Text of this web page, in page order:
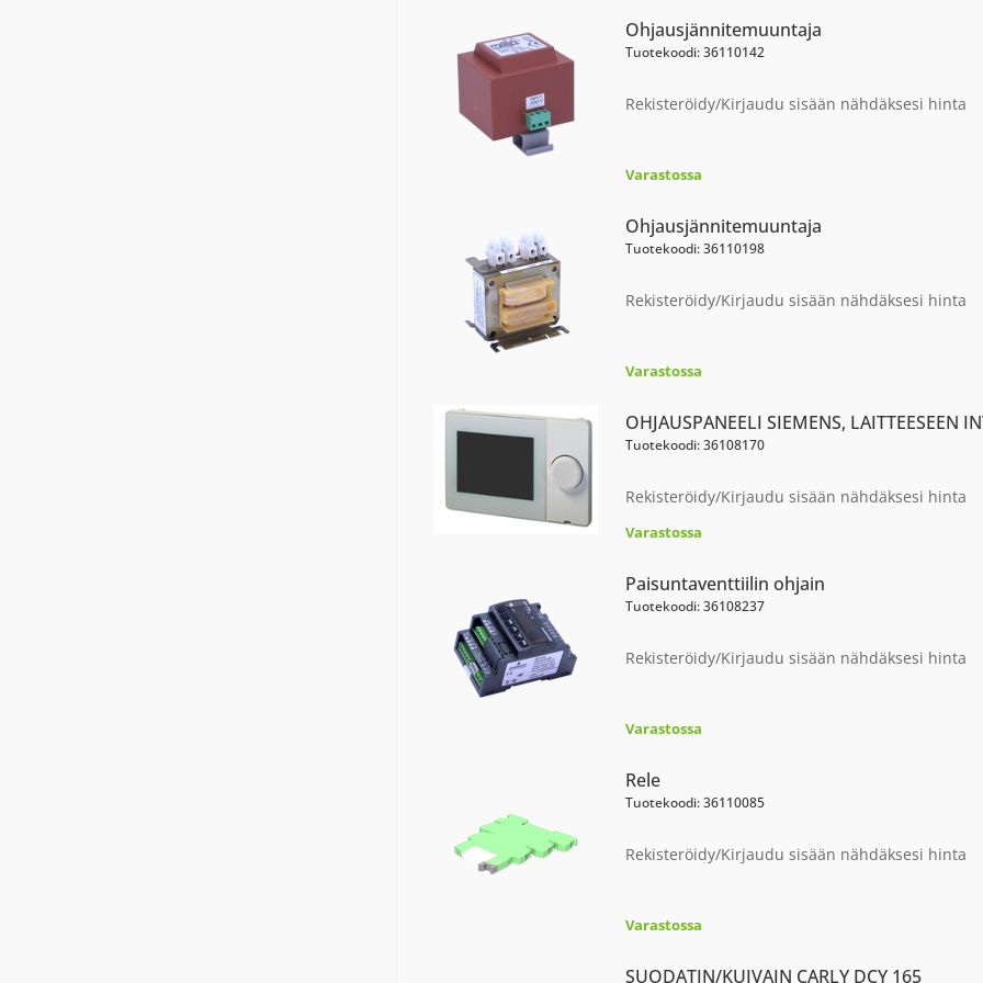
Ohjausjännitemuuntaja
Tuotekoodi: 36110142
Rekisteröidy/Kirjaudu sisään nähdäksesi hinta
Varastossa
Ohjausjännitemuuntaja
Tuotekoodi: 36110198
Rekisteröidy/Kirjaudu sisään nähdäksesi hinta
Varastossa
OHJAUSPANEELI SIEMENS, LAITTEESEEN
Tuotekoodi: 36108170
Rekisteröidy/Kirjaudu sisään nähdäksesi hinta
Varastossa
Paisuntaventtiilin ohjain
Tuotekoodi: 36108237
Rekisteröidy/Kirjaudu sisään nähdäksesi hinta
Varastossa
Rele
Tuotekoodi: 36110085
Rekisteröidy/Kirjaudu sisään nähdäksesi hinta
Varastossa
SUODATIN/KUIVAIN CARLY DCY 165